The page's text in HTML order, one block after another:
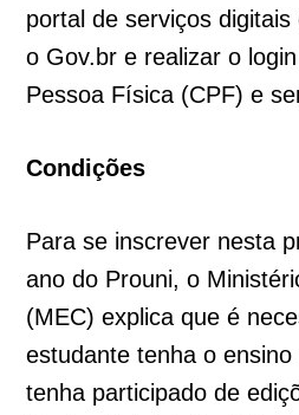
portal de serviços
o Gov.br e realizar o
Pessoa Física (CPF) e
Condições
Para se inscrever nesta
ano do Prouni, o
(MEC) explica que é
estudante tenha o
tenha participado de